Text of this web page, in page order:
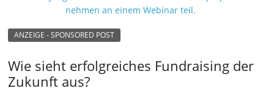
n
ANZEIGE - SPONSORED POST
Wie sieht erfolgreiches Fundraising der
Zukunft aus?